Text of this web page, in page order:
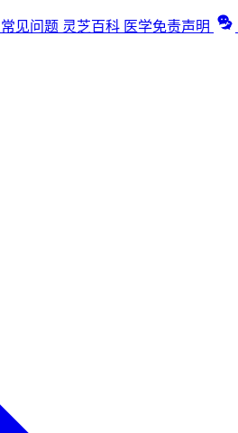
常见问题 灵芝百科 医学免责声明